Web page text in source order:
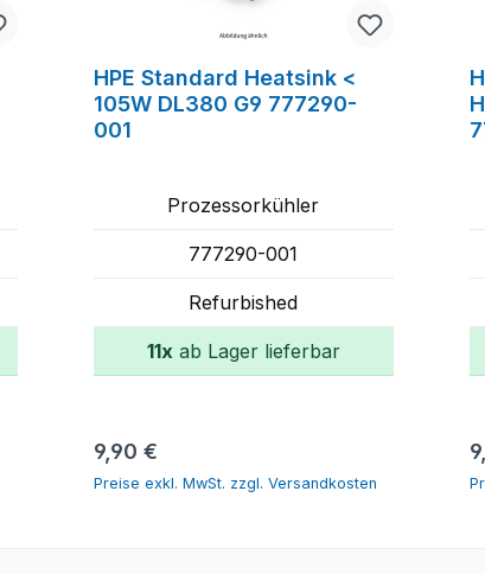
HPE Standard Heatsink <
105W DL380 G9 777290-
001
Prozessorkühler
777290-001
Refurbished
11x ab Lager lieferbar
Regulärer Preis:
9,90 €
Preise exkl. MwSt. zzgl. Versandkosten